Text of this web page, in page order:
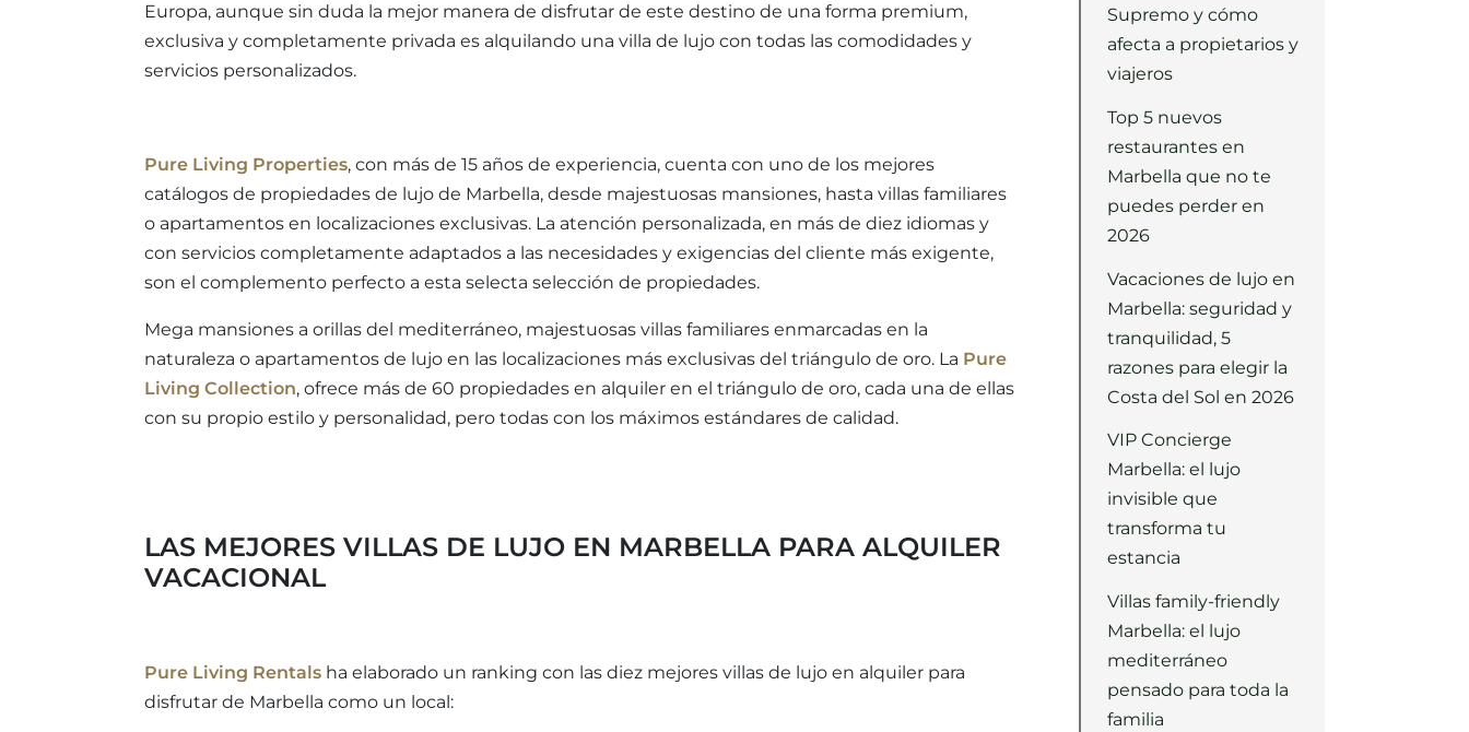
Europa, aunque sin duda la mejor manera de disfrutar de este destino de una forma premium,
exclusiva y completamente privada es alquilando una villa de lujo con todas las comodidades y
servicios personalizados.
Pure Living Properties, con más de 15 años de experiencia, cuenta con uno de los mejores
catálogos de propiedades de lujo de Marbella, desde majestuosas mansiones, hasta villas familiares
o apartamentos en localizaciones exclusivas. La atención personalizada, en más de diez idiomas y
con servicios completamente adaptados a las necesidades y exigencias del cliente más exigente,
son el complemento perfecto a esta selecta selección de propiedades.
Mega mansiones a orillas del mediterráneo, majestuosas villas familiares enmarcadas en la
naturaleza o apartamentos de lujo en las localizaciones más exclusivas del triángulo de oro. La Pure
Living Collection, ofrece más de 60 propiedades en alquiler en el triángulo de oro, cada una de ellas
con su propio estilo y personalidad, pero todas con los máximos estándares de calidad.
LAS MEJORES VILLAS DE LUJO EN MARBELLA PARA ALQUILER
VACACIONAL
Pure Living Rentals ha elaborado un ranking con las diez mejores villas de lujo en alquiler para
disfrutar de Marbella como un local:
Supremo y cómo
afecta a propietarios y
viajeros
Top 5 nuevos
restaurantes en
Marbella que no te
puedes perder en
2026
Vacaciones de lujo en
Marbella: seguridad y
tranquilidad, 5
razones para elegir la
Costa del Sol en 2026
VIP Concierge
Marbella: el lujo
invisible que
transforma tu
estancia
Villas family-friendly
Marbella: el lujo
mediterráneo
pensado para toda la
familia